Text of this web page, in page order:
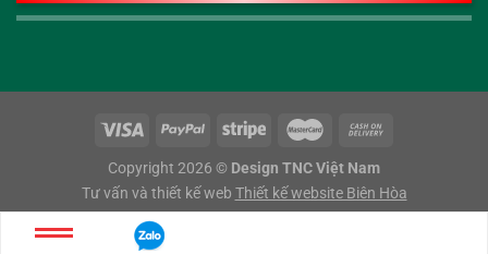
Copyright 2026 © Design TNC Việt Nam
Tư vấn và thiết kế web Thiết kế website Biên Hòa